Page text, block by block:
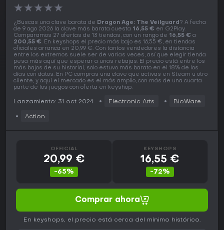
★★★★★
¿Buscas una clave barata de Dragon Age: The Veilguard? A fecha
de 9 ago 2026 la clave más barata cuesta 16,55 € en G2Play.
Comparamos 27 ofertas de 13 tiendas, con un rango de 16,55 € a
200,55 €. En keyshops el precio más bajo es 16,55 €, en tiendas
oficiales arranca en 20,99 €. Con tantos vendedores la distancia
entre los extremos suele ser de varias veces, así que elegir tienda
pesa más aquí que esperar a unas rebajas. El precio está entre los
más bajos de su historial, solo estuvo más barato en el 18% de los
días con datos. En PC compras una clave que activas en Steam u otro
cliente, y aquí el mercado es el más amplio, con más de una cuarta
parte de los juegos con oferta en keyshop.
Lanzamiento: 31 oct 2024 Electronic Arts BioWare
Action
OFFICIAL
20,99 €
-65%
KEYSHOPS
16,55 €
-72%
Comprar ahora
En keyshops, el precio está cerca del mínimo histórico.